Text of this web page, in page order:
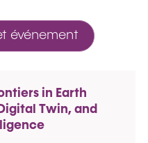
événement
in Earth
Twin, and